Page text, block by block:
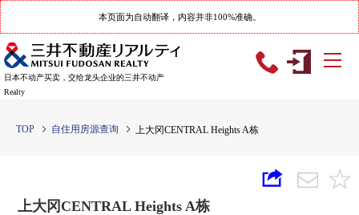
本页面为自动翻译，内容并非100%准确。
日本不动产买卖，交给龙头企业的三井不动产
Realty
TOP 自住用房源查询 上大冈CENTRAL Heights A栋
上大冈CENTRAL Heights A栋